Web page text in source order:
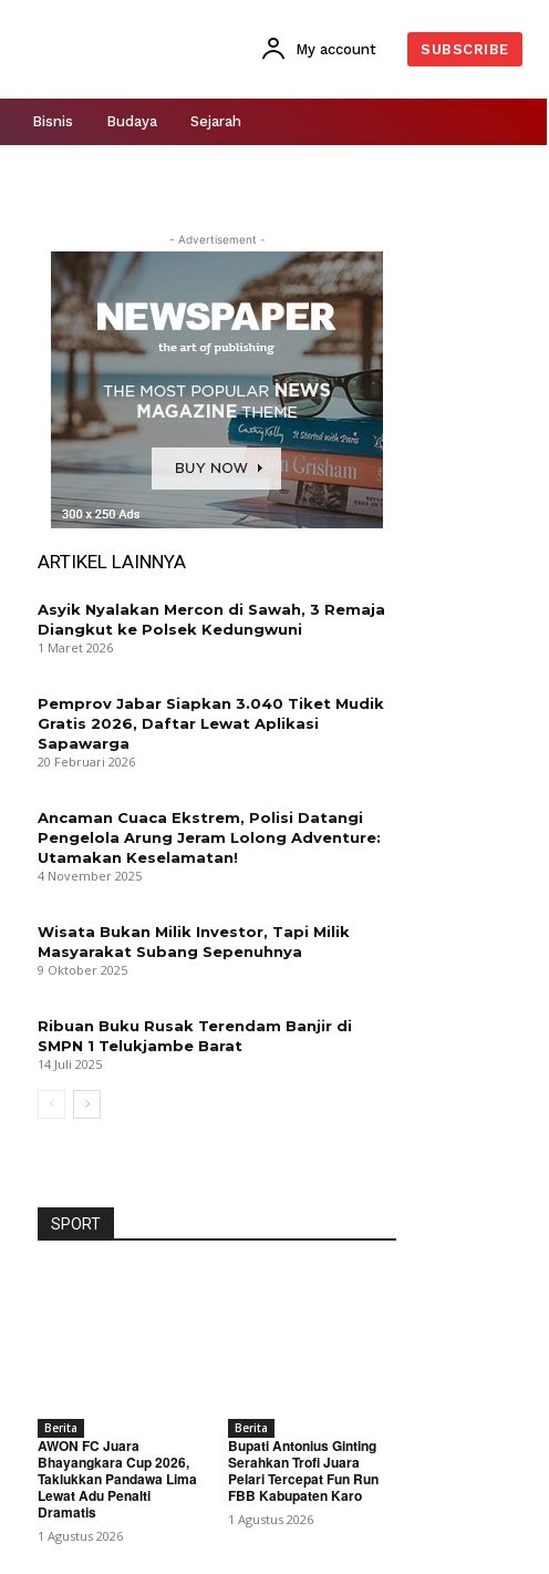
My account SUBSCRIBE
Bisnis Budaya Sejarah
- Advertisement -
ARTIKEL LAINNYA
Asyik Nyalakan Mercon di Sawah, 3 Remaja
Diangkut ke Polsek Kedungwuni
1 Maret 2026
Pemprov Jabar Siapkan 3.040 Tiket Mudik
Gratis 2026, Daftar Lewat Aplikasi
Sapawarga
20 Februari 2026
Ancaman Cuaca Ekstrem, Polisi Datangi
Pengelola Arung Jeram Lolong Adventure:
Utamakan Keselamatan!
4 November 2025
Wisata Bukan Milik Investor, Tapi Milik
Masyarakat Subang Sepenuhnya
9 Oktober 2025
Ribuan Buku Rusak Terendam Banjir di
SMPN 1 Telukjambe Barat
14 Juli 2025
SPORT
Berita
AWON FC Juara
Bhayangkara Cup 2026,
Taklukkan Pandawa Lima
Lewat Adu Penalti
Dramatis
1 Agustus 2026
Berita
Bupati Antonius Ginting
Serahkan Trofi Juara
Pelari Tercepat Fun Run
FBB Kabupaten Karo
1 Agustus 2026